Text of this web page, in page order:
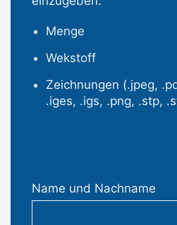
Menge
Wekstoff
Zeichnungen (.jpeg,
.iges, .igs, .png, .stp,
Name und Nachname